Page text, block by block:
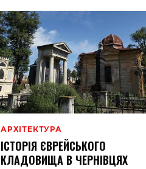
АРХІТЕКТУРА
ІСТОРІЯ ЄВРЕЙСЬКОГО
КЛАДОВИЩА В ЧЕРНІВЦЯХ